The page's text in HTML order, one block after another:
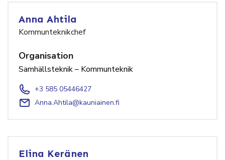
Anna Ahtila
Kommunteknikchef
Organisation
Samhällsteknik – Kommunteknik
+3 585 05446427
Anna.Ahtila@kauniainen.fi
Elina Keränen